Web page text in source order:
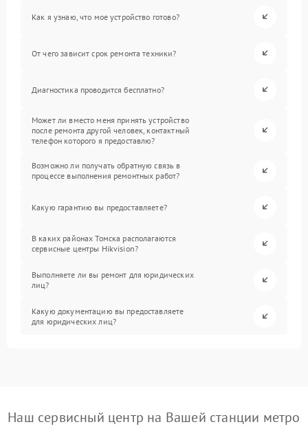
Как я узнаю, что мое устройство готово?
От чего зависит срок ремонта техники?
Диагностика проводится бесплатно?
Может ли вместо меня принять устройство
после ремонта другой человек, контактный
телефон которого я предоставлю?
Возможно ли получать обратную связь в
процессе выполнения ремонтных работ?
Какую гарантию вы предоставляете?
В каких районах Томска располагаются
сервисные центры Hikvision?
Выполняете ли вы ремонт для юридических
лиц?
Какую документацию вы предоставляете
для юридических лиц?
Наш сервисный центр на Вашей станции метро